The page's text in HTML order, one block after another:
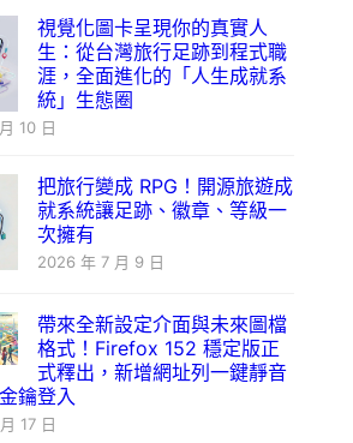
視覺化圖卡呈現你的真實人
生：從台灣旅行足跡到程式職
涯，全面進化的「人生成就系
統」生態圈
10 日
把旅行變成 RPG！開源旅遊成
就系統讓足跡、徽章、等級一
次擁有
2026 年 7 月 9 日
帶來全新設定介面與未來圖檔
格式！Firefox 152 穩定版正
式釋出，新增網址列一鍵靜音
鑰登入
17 日